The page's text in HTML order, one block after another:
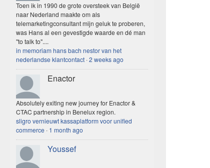
Toen ik in 1990 de grote oversteek van België
naar Nederland maakte om als
telemarketingconsultant mijn geluk te proberen,
was Hans al een gevestigde waarde en dé man
"to talk to"....
in memoriam hans bach nestor van het
nederlandse klantcontact ·2 weeks ago
Enactor
Absolutely exiting new journey for Enactor &
CTAC partnership in Benelux region.
sligro vernieuwt kassaplatform voor unified
commerce · 1 month ago
Youssef